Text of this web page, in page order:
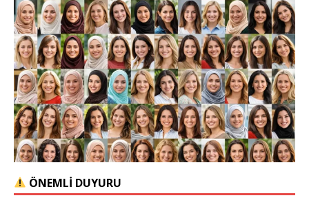
ÖNEMLİ DUYURU